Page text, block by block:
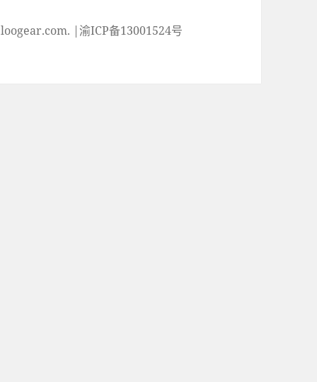
|渝ICP备13001524号